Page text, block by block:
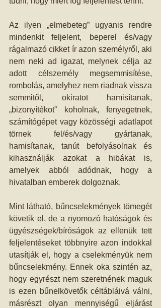
Az ilyen „elmebeteg” ugyanis rendre
mindenkit feljelent, beperel és/vagy
rágalmazó cikket ír azon személyről, aki
nem neki ad igazat, melynek célja az
adott célszemély megsemmisítése,
rombolás, amelyhez nem riadnak vissza
semmitől, okiratot hamisítanak,
„bizonyítékot” koholnak, fenyegetnek,
számítógépet vagy közösségi adatlapot
törnek fel/és/vagy gyártanak,
hamisítanak, tanút befolyásolnak és
kihasználják azokat a hibákat is,
amelyek abból adódnak, hogy a
hivatalban emberek dolgoznak.
Mint látható, bűncselekmények tömegét
követik el, de a nyomozó hatóságok és
ügyészségek/bíróságok az ellenük tett
feljelentéseket többnyire azon indokkal
utasítják el, hogy a cselekményük nem
bűncselekmény. Ennek oka szintén az,
hogy egyrészt nem szeretnének maguk
is ezen bűnelkövetők céltábláivá válni,
másrészt olyan mennyiségű eljárást